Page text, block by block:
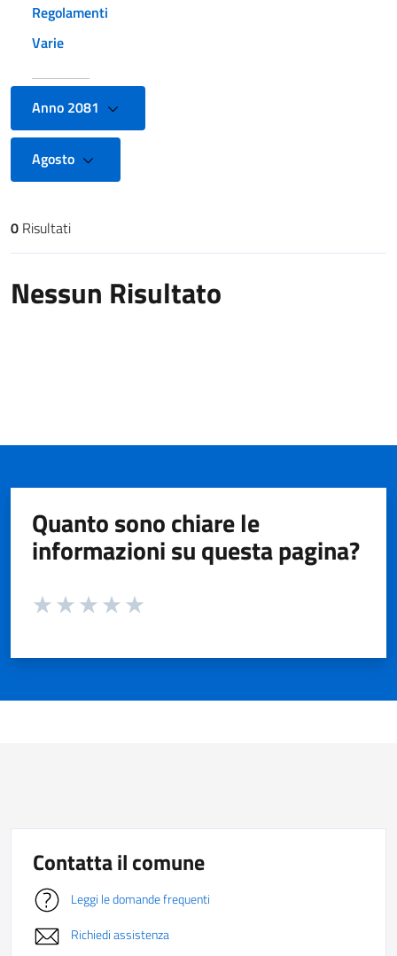
Regolamenti
Varie
Anno 2081
Agosto
Risultati di ricerca
0 Risultati
Nessun Risultato
Quanto sono chiare le
informazioni su questa pagina?
Valuta da 1 a 5 stelle la pagina
Contatta il comune
Leggi le domande frequenti
Richiedi assistenza